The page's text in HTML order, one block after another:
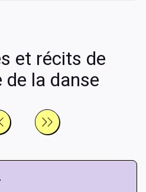
et récits de
la danse